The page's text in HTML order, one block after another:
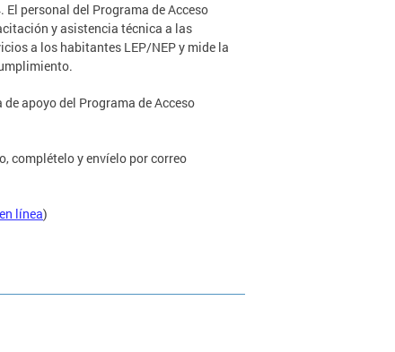
personal del Programa de Acceso
y asistencia técnica a las
a los habitantes LEP/NEP y mide la
apoyo del Programa de Acceso
complételo y envíelo por correo
línea)